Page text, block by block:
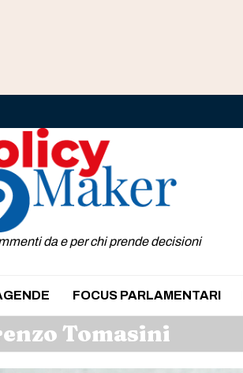
da e per chi prende decisioni
FOCUS PARLAMENTARI
Tomasini